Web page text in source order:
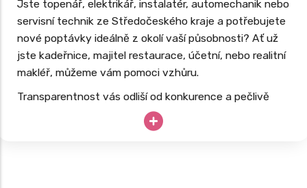
Jste topenář, elektrikář, instalatér, automechanik nebo
servisní technik ze Středočeského kraje a potřebujete
nové poptávky ideálně z okolí vaší působnosti? Ať už
jste kadeřnice, majitel restaurace, účetní, nebo realitní
makléř, můžeme vám pomoci vzhůru.
Transparentnost vás odliší od konkurence a pečlivě
budovaný web vás dlouhodobě posune nad konkurenci.
Vaše drahocenné hodiny, know-how a špičkové